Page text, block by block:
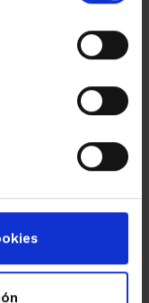
el Calendario
→